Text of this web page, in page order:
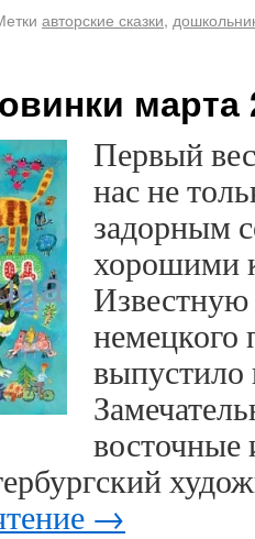
авторские сказки,
марта
Первый
нас не
задорным
хорошими
Известную
немецкого
выпустило
восточные
→